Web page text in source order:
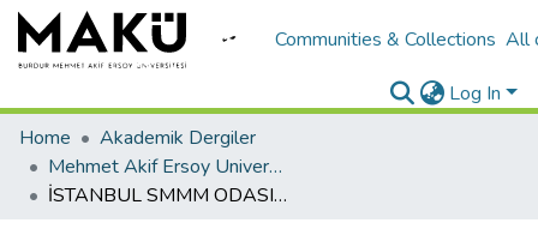
Communities & Collections All
Log In
Home
Akademik Dergiler
Mehmet Akif Ersoy University Journal of Social Sciences Institute
İSTANBUL SMMM ODASINDA KAYITLI MUHASEBE MESLEK MENSUPLARINA VERİLEN DİSİPLİN CEZALARININ SUÇ DAĞILIMI VE ANALİZİ: 2008-2015 - THE ANALYSIS AND DISTRIBUTIONS OF DISCIPLINE PUNISHMENTS FOR CERTIFIED PUBLIC ACCOUNTANTS REGISTERED IN ISTANBUL CHAMBER OF CERTIFIED PUBLIC ACCOUNTANTS: 2008-2015